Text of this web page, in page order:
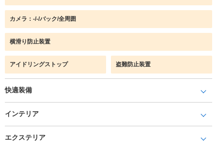
カメラ：-/-/バック/全周囲
横滑り防止装置
アイドリングストップ 盗難防止装置
快適装備
インテリア
エクステリア